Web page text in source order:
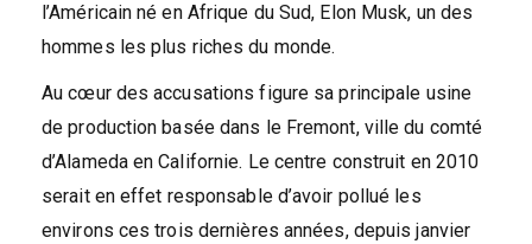
l’Américain né en Afrique du Sud, Elon Musk, un des
hommes les plus riches du monde.
Au cœur des accusations figure sa principale usine
de production basée dans le Fremont, ville du comté
d’Alameda en Californie. Le centre construit en 2010
serait en effet responsable d’avoir pollué les
environs ces trois dernières années, depuis janvier